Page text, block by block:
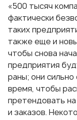
«500 тысяч
фактически
таких
также еще и
чтобы снова
предприятия
раны; они
время, чтобы
претендовать
и заказов.